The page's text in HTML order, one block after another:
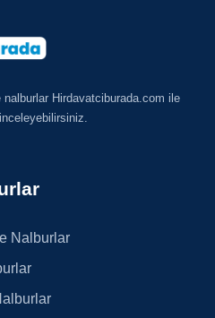
nalburlar Hirdavatciburada.com ile
Nalburlar